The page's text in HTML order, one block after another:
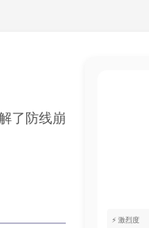
⚡ 激烈度
了防线崩